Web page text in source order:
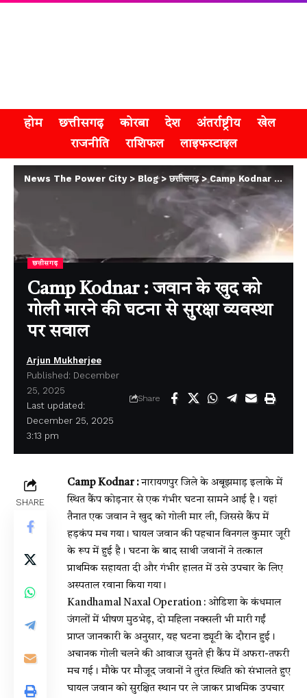
होम छत्तीसगढ़ कोरबा देश अंतर्राष्ट्रीय
खेल
राजनीति
राशिफल लाइफस्टाइल
News The Power City> Blog>छत्तीसगढ़>Camp Kodnar : जवान के खुद को गोली मारने की घटना से सुरक्षा व्यवस्था पर सवाल
छत्तीसगढ़
Camp Kodnar : जवान के खुद को
गोली मारने की घटना से सुरक्षा व्यवस्था
पर सवाल
Last updated:
December 25, 2025
3:13 pm
Arjun Mukherjee
Published: December
25, 2025
Share
SHARE
Camp Kodnar :नारायणपुर जिले के अबूझमाड़ इलाके में
स्थित कैंप कोड़नार से एक गंभीर घटना सामने आई है। यहां
तैनात एक जवान ने खुद को गोली मार ली, जिससे कैंप में
हड़कंप मच गया। घायल जवान की पहचान विनगल कुमार जूरी
के रूप में हुई है। घटना के बाद साथी जवानों ने तत्काल
प्राथमिक सहायता दी और गंभीर हालत में उसे उपचार के लिए
अस्पताल रवाना किया गया।
Kandhamal Naxal Operation : ओडिशा के कंधमाल
जंगलों में भीषण मुठभेड़, दो महिला नक्सली भी मारी गईं
प्राप्त जानकारी के अनुसार, यह घटना ड्यूटी के दौरान हुई।
अचानक गोली चलने की आवाज सुनते ही कैंप में अफरा-तफरी
मच गई। मौके पर मौजूद जवानों ने तुरंत स्थिति को संभालते हुए
घायल जवान को सुरक्षित स्थान पर ले जाकर प्राथमिक उपचार